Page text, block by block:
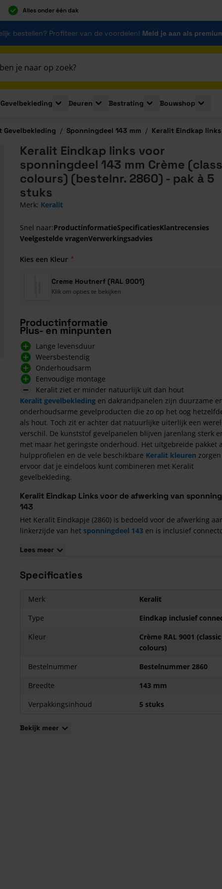
Alles onder één dak
bestellen? Profiteer van de voordelen! Meld je aan als
Plaatmaterialen
submenu for Isolatie
Gevelbekleding
Toggle submenu for Gevelbekleding
Deuren
Toggle submenu for Deuren
Bestrating
Toggle submenu for
Bouwshop
Gevelbekleding / Sponningdeel 143 mm / Keralit Eindkap
Keralit Eindkap links voor
sponningdeel 143 mm Crème
colours) (bestelnr. 2860) - pak à 5
stuks
Merk: Keralit
Snel naar:ProductinformatieSpecificatiesKlantrecensies
Veelgestelde vragenVerwerkingsadvies
Kies een Kleur
Creme Houtnerf (RAL 9001)
Klik om opties te bekijken
Productinformatie
Plus- en minpunten
Lange levensduur
Weersbestendig
Onderhoudsarm
Eenvoudige montage
Keralit ziet er minder natuurlijk uit dan hout
Keralit gevelbekleding en dakrandpanelen zijn duurzame
onderhoudsarme gevelproducten die zo op het oog
als hout. Toch zit er achter dat natuurlijke uiterlijk een
verschil. De kunststof gevelpanelen blijven jarenlang sterk
met maar het geringste onderhoud. Het uitgebreide pakket
hulpprofielen en de vele beschikbare Keralit kleuren zorgen
ervoor dat je eindeloos kunt combineren met Keralit
gevelbekleding.
Keralit Eindkap Links voor de afwerking van
143
Het Keralit Eindkapje (2860) is bedoeld voor de afwerking
linkerzijde van het sponningdeel 143 en is inclusief
De toepassing van Keralit gevelpanelen en dakrandpanelen
Het materiaal is onderhoudsarm
Een keur aan klassieke en eigentijdse kleuren en dessins
Keralit heeft een bijzonder lange levensduur
Het kunststof materiaal is kleurvast en weerbestendig
Door de lange levensduur en minder gebruik van verf
milieuvriendelijk
Lees meer
Specificaties
Merk
Keralit
Type
Eindkap inclusief
Kleur
Crème RAL 9001 (classic
colours)
Bestelnummer
Bestelnummer 2860
Breedte
143 mm
Verpakkingsinhoud
5 stuks
Bekijk meer